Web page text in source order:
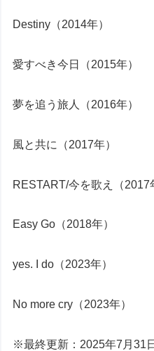
Destiny（2014年）
愛すべき今日（2015年）
夢を追う旅人（2016年）
風と共に（2017年）
RESTART/今を歌え（2017
Easy Go（2018年）
yes. I do（2023年）
No more cry（2023年）
※最終更新：2025年7月31日